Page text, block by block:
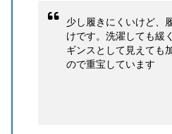
少し履きにくいけど、
けです。洗濯しても緩
ギンスとして見えても
ので重宝しています